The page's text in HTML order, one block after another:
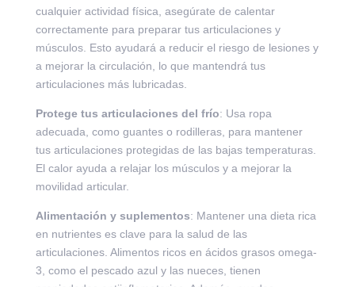
cualquier actividad física, asegúrate de calentar
correctamente para preparar tus articulaciones y
músculos. Esto ayudará a reducir el riesgo de lesiones y
a mejorar la circulación, lo que mantendrá tus
articulaciones más lubricadas.
Protege tus articulaciones del frío: Usa ropa
adecuada, como guantes o rodilleras, para mantener
tus articulaciones protegidas de las bajas temperaturas.
El calor ayuda a relajar los músculos y a mejorar la
movilidad articular.
Alimentación y suplementos: Mantener una dieta rica
en nutrientes es clave para la salud de las
articulaciones. Alimentos ricos en ácidos grasos omega-
3, como el pescado azul y las nueces, tienen